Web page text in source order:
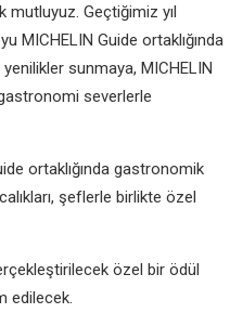
Geçtiğimiz yıl
MICHELIN Guide ortaklığında
yenilikler sunmaya, MICHELIN
severlerle
ortaklığında gastronomik
şeflerle birlikte özel
özel bir ödül
edilecek.